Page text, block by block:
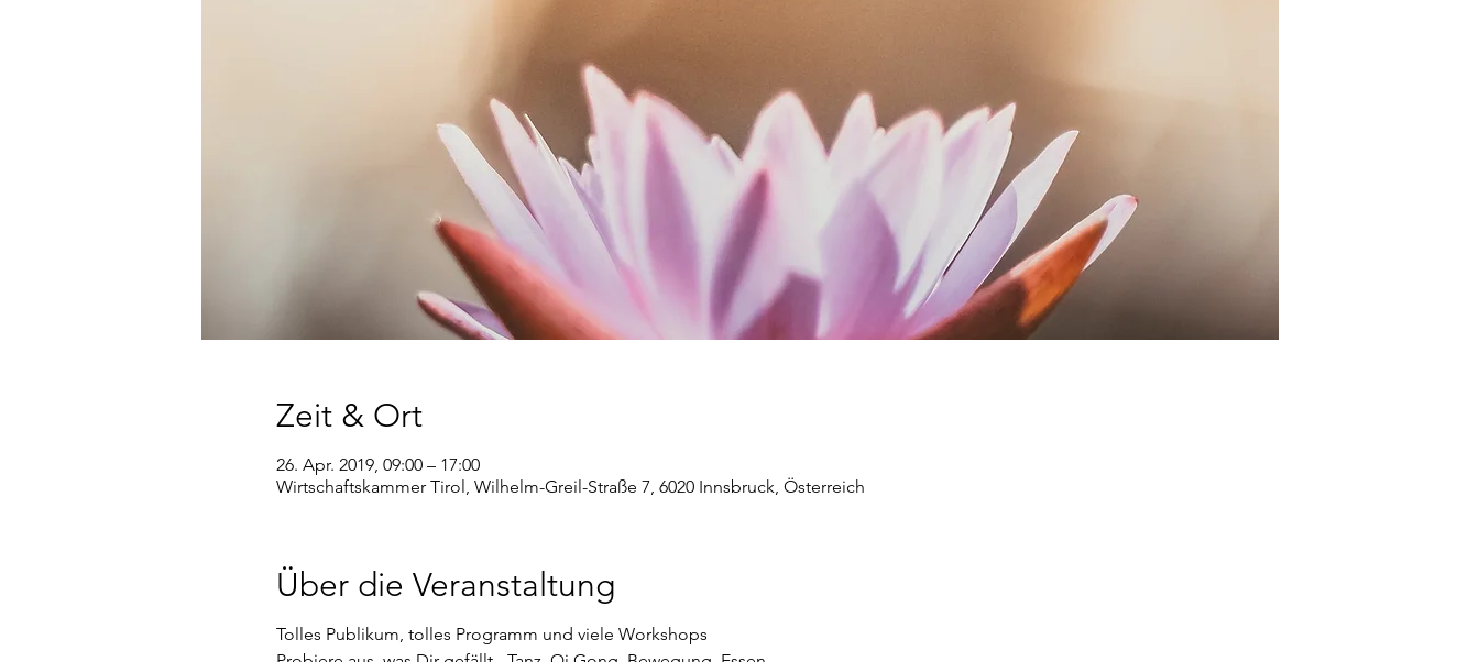
Zeit & Ort
26. Apr. 2019, 09:00 – 17:00
Wirtschaftskammer Tirol, Wilhelm-Greil-Straße 7, 6020 Innsbruck, Österreich
Über die Veranstaltung
Tolles Publikum, tolles Programm und viele Workshops